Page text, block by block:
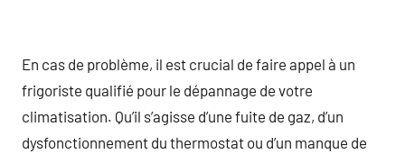
En cas de problème, il est crucial de faire appel à un
frigoriste qualifié pour le dépannage de votre
climatisation. Qu’il s’agisse d’une fuite de gaz, d’un
dysfonctionnement du thermostat ou d’un manque de